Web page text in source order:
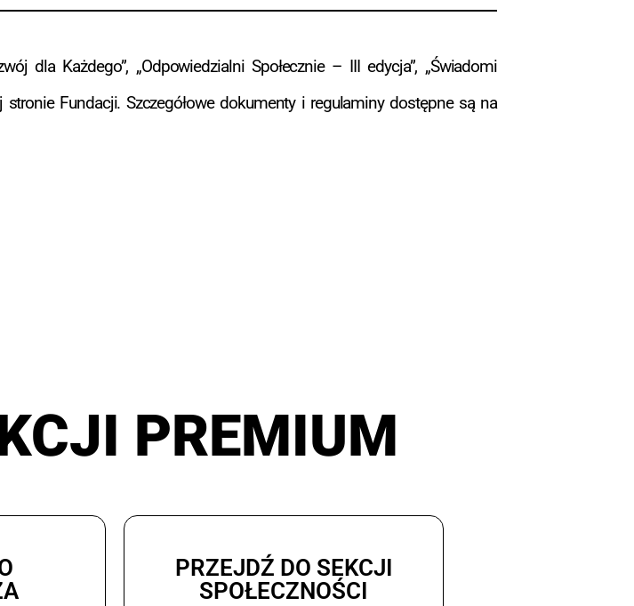
dla Każdego”, „Odpowiedzialni Społecznie – III edycja”, „Świadomi
Fundacji. Szczegółowe dokumenty i regulaminy dostępne są na
PREMIUM
PRZEJDŹ DO SEKCJI
SPOŁECZNOŚCI